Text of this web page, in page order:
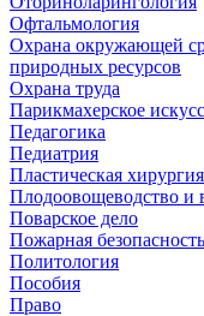
Офтальмология
Охрана окружающей
природных ресурсов
Охрана труда
Парикмахерское
Педагогика
Педиатрия
Пластическая хирургия
Плодоовощеводство и
Поварское дело
Пожарная безопасность
Политология
Пособия
Право